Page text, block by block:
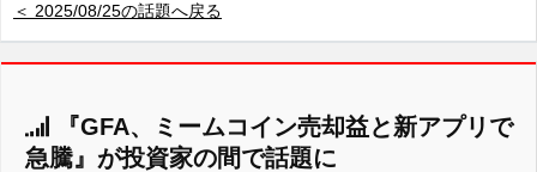
a
＜ 2025/08/25の話題へ戻る
『GFA、ミームコイン売却益と新アプリで
急騰』が投資家の間で話題に